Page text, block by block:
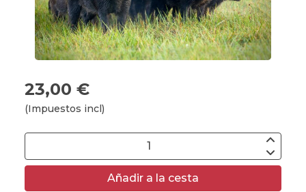
23,00 €
(Impuestos incl)
Añadir a la cesta